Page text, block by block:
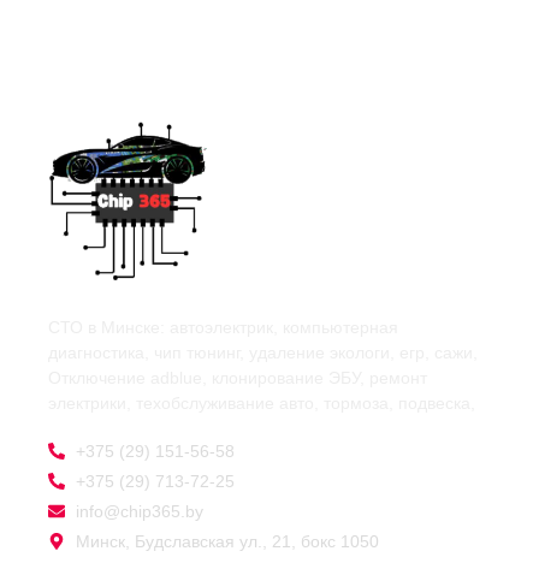
+375 (29) 151-56-58
+375 (29) 713-72-25
info@chip365.by
Минск, Будславская ул., 21, бокс 1050